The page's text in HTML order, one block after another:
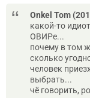
Onkel Tom
какой-то
ОВИРе...
почему в том
сколько
человек
выбрать...
чё говорить,